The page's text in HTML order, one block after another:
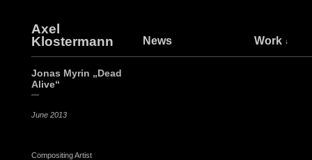
Axel
Klostermann
News Work
Jonas Myrin „Dead
Alive“
—
June 2013
Compositing Artist